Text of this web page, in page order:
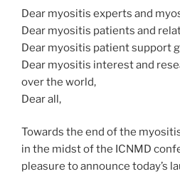
gravis:“
Dear myositis experts and
Dear myositis patients and
Dear myositis patient support
Dear myositis interest and
over the world,
Dear all,
Towards the end of the
in the midst of the ICNMD
pleasure to announce today’s